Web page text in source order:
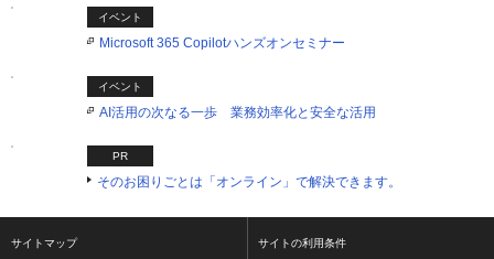
イベント
Microsoft 365 Copilotハンズオンセミナー
イベント
AI活用の次なる一歩 業務効率化と安全な活用
PR
そのお困りごとは「オンライン」で解決できます。
サイトマップ サイトの利用条件